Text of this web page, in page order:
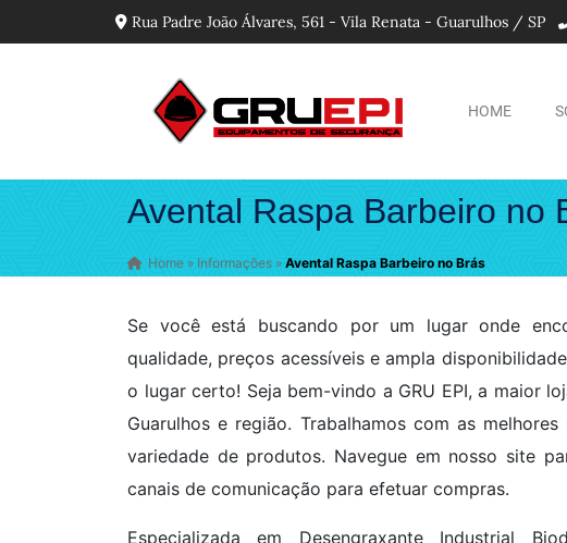
Rua Padre João Álvares, 561 - Vila Renata - Guarulhos / SP
HOME
Avental Raspa Barbeiro no
Home » Informações » Avental Raspa Barbeiro no Brás
Se você está buscando por um lugar onde
qualidade, preços acessíveis e ampla
o lugar certo! Seja bem-vindo a GRU EPI, a maior
Guarulhos e região. Trabalhamos com as
variedade de produtos. Navegue em nosso site
canais de comunicação para efetuar compras.
Especializada em Desengraxante Industrial